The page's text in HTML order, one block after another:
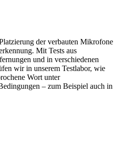
der verbauten Mikrofone
Mit Tests aus
und in verschiedenen
wir in unserem Testlabor, wie
Wort unter
– zum Beispiel auch in